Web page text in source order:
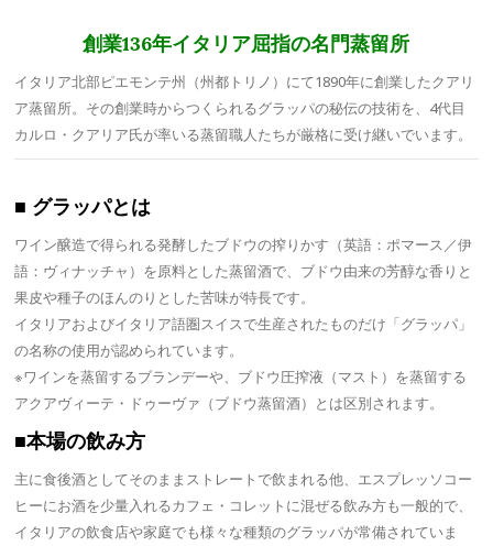
創業136年イタリア屈指の名門蒸留所
イタリア北部ピエモンテ州（州都トリノ）にて1890年に創業したクアリ
ア蒸留所。その創業時からつくられるグラッパの秘伝の技術を、4代目
カルロ・クアリア氏が率いる蒸留職人たちが厳格に受け継いでいます。
■ グラッパとは
ワイン醸造で得られる発酵したブドウの搾りかす（英語：ポマース／伊
語：ヴィナッチャ）を原料とした蒸留酒で、ブドウ由来の芳醇な香りと
果皮や種子のほんのりとした苦味が特長です。
イタリアおよびイタリア語圏スイスで生産されたものだけ「グラッパ」
の名称の使用が認められています。
※ワインを蒸留するブランデーや、ブドウ圧搾液（マスト）を蒸留する
アクアヴィーテ・ドゥーヴァ（ブドウ蒸留酒）とは区別されます。
■本場の飲み方
主に食後酒としてそのままストレートで飲まれる他、エスプレッソコー
ヒーにお酒を少量入れるカフェ・コレットに混ぜる飲み方も一般的で、
イタリアの飲食店や家庭でも様々な種類のグラッパが常備されていま